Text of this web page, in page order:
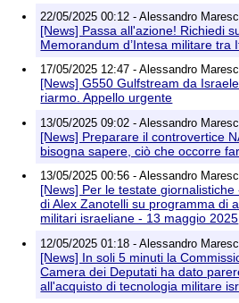
22/05/2025 00:12 - Alessandro
[News] Passa all'azione! Richiedi
Memorandum d’Intesa militare tra
17/05/2025 12:47 - Alessandro
[News] G550 Gulfstream da
riarmo. Appello urgente
13/05/2025 09:02 - Alessandro
[News] Preparare il controvertice
bisogna sapere, ciò che occorre
13/05/2025 00:56 - Alessandro
[News] Per le testate
di Alex Zanotelli su programma di
militari israeliane - 13 maggio 2025
12/05/2025 01:18 - Alessandro
[News] In soli 5 minuti la
Camera dei Deputati ha dato
all'acquisto di tecnologia militare